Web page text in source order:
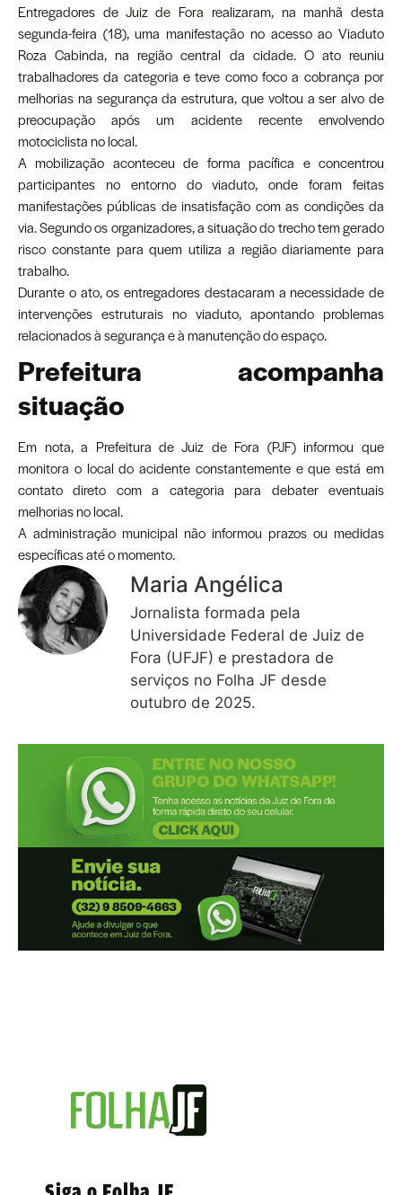
Entregadores de Juiz de Fora realizaram, na manhã desta
segunda-feira (18), uma manifestação no acesso ao Viaduto
Roza Cabinda, na região central da cidade. O ato reuniu
trabalhadores da categoria e teve como foco a cobrança por
melhorias na segurança da estrutura, que voltou a ser alvo de
preocupação após um acidente recente envolvendo
motociclista no local.
A mobilização aconteceu de forma pacífica e concentrou
participantes no entorno do viaduto, onde foram feitas
manifestações públicas de insatisfação com as condições da
via. Segundo os organizadores, a situação do trecho tem gerado
risco constante para quem utiliza a região diariamente para
trabalho.
Durante o ato, os entregadores destacaram a necessidade de
intervenções estruturais no viaduto, apontando problemas
relacionados à segurança e à manutenção do espaço.
Prefeitura acompanha
situação
Em nota, a Prefeitura de Juiz de Fora (PJF) informou que
monitora o local do acidente constantemente e que está em
contato direto com a categoria para debater eventuais
melhorias no local.
A administração municipal não informou prazos ou medidas
específicas até o momento.
Maria Angélica
Jornalista formada pela
Universidade Federal de Juiz de
Fora (UFJF) e prestadora de
serviços no Folha JF desde
outubro de 2025.